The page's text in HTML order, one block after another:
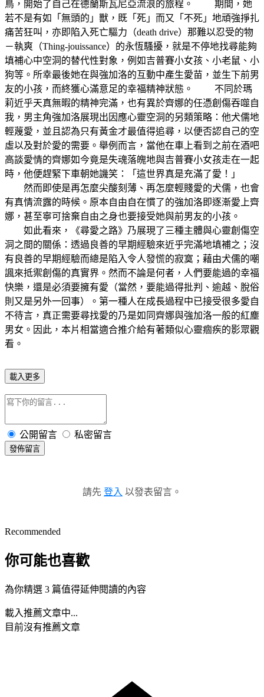
鳥，開始了自己在德蘭斯瓦尼亞流浪的旅程。 期間，她
若不是有如「無頭的」獸，既「死」而又「不死」地頑強掙扎
痛苦狂叫，亦即陷入死亡驅力（death drive）那難以忍受的物
－執爽（Thing-jouissance）的永恆騷擾，就是不停地找尋能夠
填補心中空洞的替代性對象，例如吉普賽小女孩、小老鼠、小
狗等。所幸最後她在與強加洛的互動中產生愛苗，並生下前男
友的小孩，而終獲心滿意足的幸福精神狀態。 不同於瑪
莉近乎天真無暇的精神完滿，也有異於齊娜的任憑創傷吞噬自
我，男主角強加洛展現出因應心靈空洞的另類策略：他犬儒地
輕蔑愛，並且認為只有黃金才最值得追尋，以便否認自己的空
虛以及對於愛的需要。舉例而言，當他在車上看到之前在酒吧
高談愛情的齊娜如今竟是失魂落魄地與吉普賽小女孩走在一起
時，他便趕緊下車朝她譏笑：「這世界真是充滿了愛！」
然而即使是再怎麼尖酸刻薄、再怎麼輕賤愛的犬儒，也會
有真情流露的時候。原本自由自在慣了的強加洛即逐漸愛上齊
娜，甚至寧可捨棄自由之身也要接受她與前男友的小孩。
如此看來，《尋愛之路》乃展現了三種主體與心靈創傷空
洞之間的關係：透過良善的早期經驗來近乎完滿地填補之；沒
有良善的早期經驗而總是陷入令人發慌的寂寞；藉由犬儒的嘲
諷來抵禦創傷的真實界。然而不論是何者，人們要能過的幸福
快樂，還是必須要擁有愛（當然，要能過得批判、逾越、脫俗
則又是另外一回事）。第一種人在成長過程中已接受很多愛自
不待言，真正需要尋找愛的乃是如同齊娜與強加洛一般的紅塵
男女。因此，本片相當適合推介給有著類似心靈痼疾的影眾觀
看。
載入更多
公開留言 私密留言
發佈留言
請先 登入 以發表留言。
Recommended
你可能也喜歡
為你精選 3 篇值得延伸閱讀的內容
載入推薦文章中...
目前沒有推薦文章